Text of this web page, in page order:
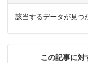
該当するデータが見つ
この記事に